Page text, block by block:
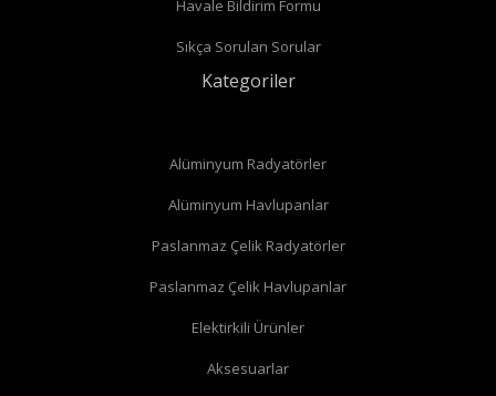
düz radyatör vanası
köşe radyatör vanası
Havale Bildirim Formu
Sıkça Sorulan Sorular
Kategoriler
Alüminyum Radyatörler
Alüminyum Havlupanlar
Paslanmaz Çelik Radyatörler
Paslanmaz Çelik Havlupanlar
Elektirkili Ürünler
Aksesuarlar